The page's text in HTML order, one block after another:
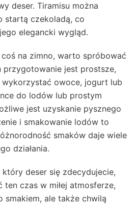
deser. Tiramisu można
startą czekoladą, co
elegancki wygląd.
na zimno, warto spróbować
przygotowanie jest prostsze,
wykorzystać owoce, jogurt lub
do lodów lub prostym
jest uzyskanie pysznego
i smakowanie lodów to
smaków daje wiele
działania.
deser się zdecydujecie,
czas w miłej atmosferze,
smakiem, ale także chwilą